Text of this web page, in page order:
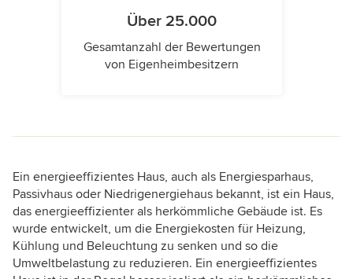
Über 25.000
Gesamtanzahl der Bewertungen
von Eigenheimbesitzern
Ein energieeffizientes Haus, auch als Energiesparhaus,
Passivhaus oder Niedrigenergiehaus bekannt, ist ein Haus,
das energieeffizienter als herkömmliche Gebäude ist. Es
wurde entwickelt, um die Energiekosten für Heizung,
Kühlung und Beleuchtung zu senken und so die
Umweltbelastung zu reduzieren. Ein energieeffizientes